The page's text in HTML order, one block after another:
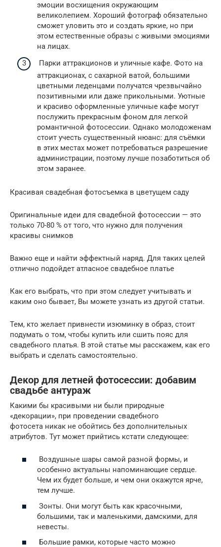
эмоции восхищения окружающим
великолепием. Хороший фотограф обязательно
сможет уловить это и создать яркие, но при
этом естественные образы с живыми эмоциями
на лицах.
Парки аттракционов и уличные кафе. Фото на
аттракционах, с сахарной ватой, большими
цветными леденцами получатся чрезвычайно
позитивными или даже прикольными. Уютные
и красиво оформленные уличные кафе могут
послужить прекрасным фоном для легкой
романтичной фотосессии. Однако молодоженам
стоит учесть существенный нюанс: для съёмки
в этих местах может потребоваться разрешение
администрации, поэтому лучше позаботиться об
этом заранее.
Красивая свадебная фотосъемка в цветущем саду
Оригинальные идеи для свадебной фотосессии — это
только 70-80 % от того, что нужно для получения
красивы снимков
Важно еще и найти эффектный наряд. Для таких целей
отлично подойдет атласное свадебное платье
Как его выбрать, что при этом следует учитывать и
каким оно бывает, Вы можете узнать из другой статьи.
Тем, кто желает привнести изюминку в образ, стоит
подумать о том, чтобы купить или сшить пояс для
свадебного платья. В этой статье мы расскажем, как его
выбрать и сделать самостоятельно.
Декор для летней фотосессии: добавим
свадьбе антураж
Какими бы красивыми ни были природные
«декорации», при проведении свадебного
фотосета никак не обойтись без дополнительных
атрибутов. Тут может прийтись кстати следующее:
Воздушные шары самой разной формы, и
особенно актуальны напоминающие сердце.
Чем их будет больше, и чем они окажутся ярче,
тем лучше.
Зонты. Они могут быть как красочными,
большими, так и маленькими, дамскими, для
невесты.
Большие рамки, которые часто можно